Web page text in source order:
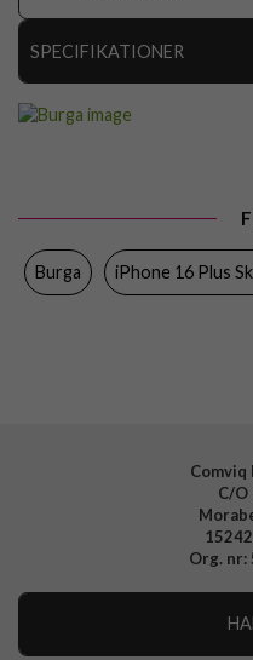
SPECIFIKATIONER
Material
Burga iPhone 16 Plus
Comviq
C/O
Org. nr: